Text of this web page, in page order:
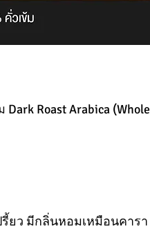
Roast Arabica (Whole
ยว มีกลิ่นหอมเหมือนคารา